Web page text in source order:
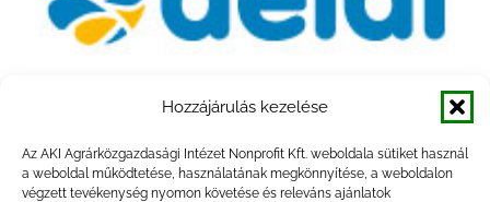
Hozzájárulás kezelése
Az AKI Agrárközgazdasági Intézet Nonprofit Kft. weboldala sütiket használ
a weboldal működtetése, használatának megkönnyítése, a weboldalon
végzett tevékenység nyomon követése és releváns ajánlatok